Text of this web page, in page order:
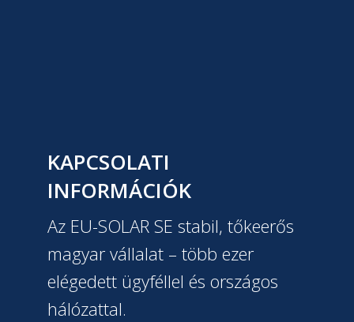
KAPCSOLATI
INFORMÁCIÓK
Az EU-SOLAR SE stabil, tőkeerős
magyar vállalat – több ezer
elégedett ügyféllel és országos
hálózattal.